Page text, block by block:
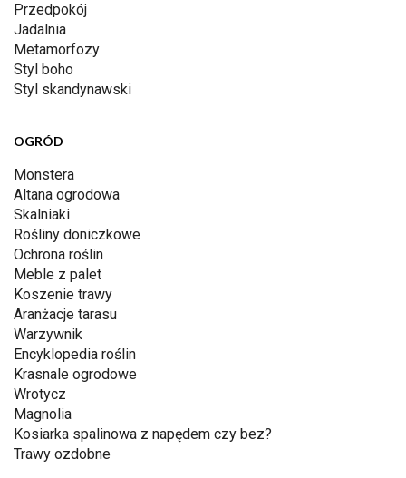
Przedpokój
Jadalnia
Metamorfozy
Styl boho
Styl skandynawski
OGRÓD
Monstera
Altana ogrodowa
Skalniaki
Rośliny doniczkowe
Ochrona roślin
Meble z palet
Koszenie trawy
Aranżacje tarasu
Warzywnik
Encyklopedia roślin
Krasnale ogrodowe
Wrotycz
Magnolia
Kosiarka spalinowa z napędem czy bez?
Trawy ozdobne